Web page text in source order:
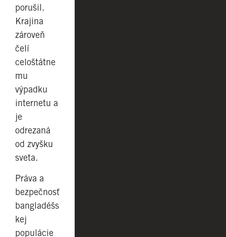
porušil.
Krajina
zároveň
čelí
celoštátne
mu
výpadku
internetu a
je
odrezaná
od zvyšku
sveta.
Práva a
bezpečnosť
bangladéšs
kej
populácie